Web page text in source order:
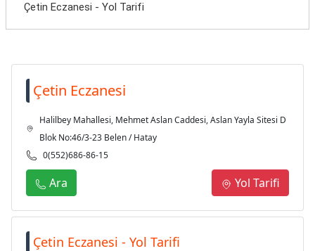
Çetin Eczanesi - Yol Tarifi
Çetin Eczanesi
Halilbey Mahallesi, Mehmet Aslan Caddesi, Aslan Yayla Sitesi D
Blok No:46/3-23 Belen / Hatay
0(552)686-86-15
Ara Yol Tarifi
Çetin Eczanesi - Yol Tarifi